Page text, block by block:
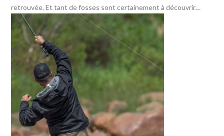
retrouvée. Et tant de fosses sont certainement à découvrir…